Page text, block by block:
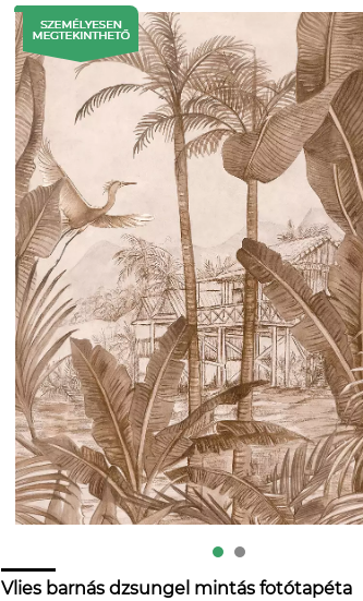
Vlies barnás dzsungel mintás fotótapéta